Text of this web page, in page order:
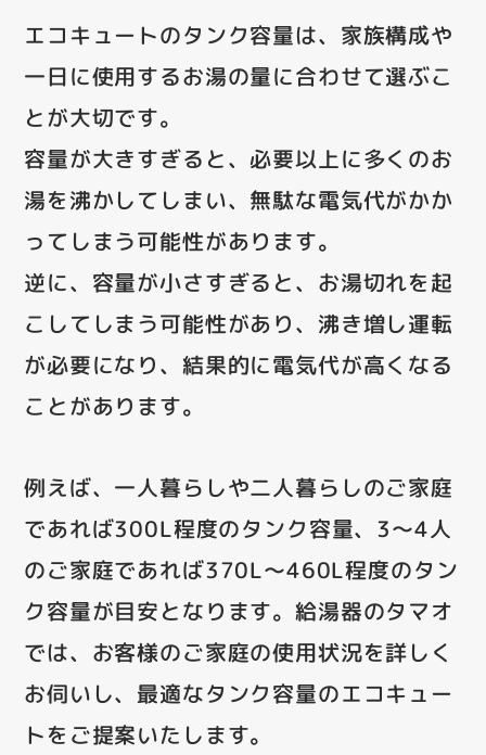
エコキュートのタンク容量は、家族構成や
一日に使用するお湯の量に合わせて選ぶこ
とが大切です。
容量が大きすぎると、必要以上に多くのお
湯を沸かしてしまい、無駄な電気代がかか
ってしまう可能性があります。
逆に、容量が小さすぎると、お湯切れを起
こしてしまう可能性があり、沸き増し運転
が必要になり、結果的に電気代が高くなる
ことがあります。
例えば、一人暮らしや二人暮らしのご家庭
であれば300L程度のタンク容量、3～4人
のご家庭であれば370L～460L程度のタン
ク容量が目安となります。給湯器のタマオ
では、お客様のご家庭の使用状況を詳しく
お伺いし、最適なタンク容量のエコキュー
トをご提案いたします。